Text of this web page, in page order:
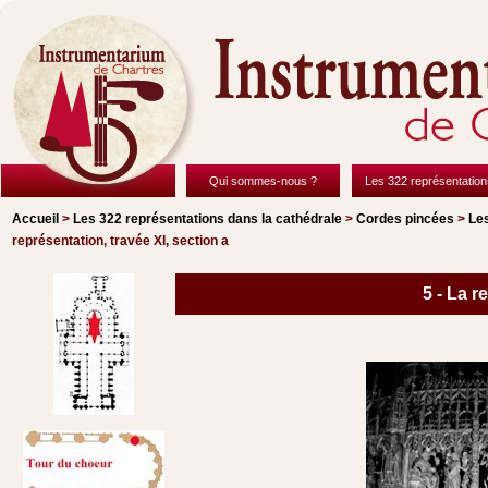
Qui sommes-nous ? Les 322
Accueil > Les 322 représentations dans la cathédrale > Cordes pincées >
représentation, travée XI, section a
5 - La